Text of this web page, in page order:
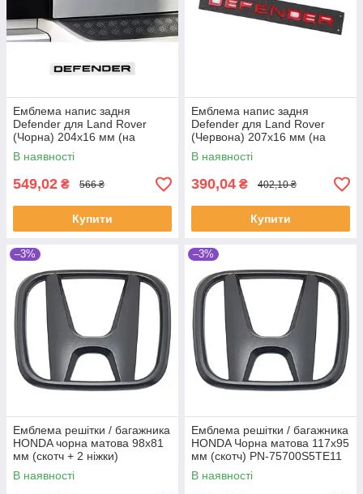
Емблема напис задня
Defender для Land Rover
(Чорна) 204х16 мм (на
скотчі) LR130736
В наявності
549,02 ₴ 566 ₴
Купити
Емблема напис задня
Defender для Land Rover
(Червона) 207х16 мм (на
скотчі) LR130736
В наявності
390,04 ₴ 402,10 ₴
Купити
–3%
Емблема решітки / багажника
HONDA чорна матова 98х81
мм (скотч + 2 ніжки)
В наявності
–3%
Емблема решітки / багажника
HONDA Чорна матова 117х95
мм (скотч) PN-75700S5TE11
В наявності